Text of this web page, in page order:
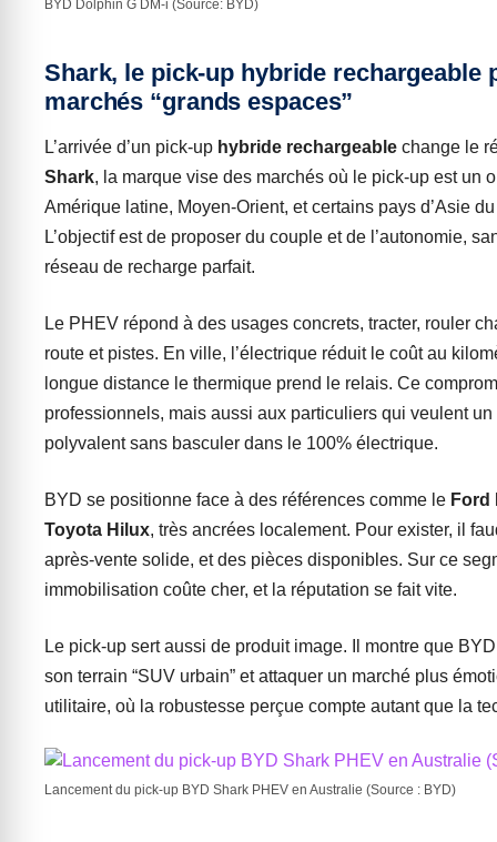
BYD Dolphin G DM-i (Source: BYD)
Shark, le pick-up hybride rechargeable
marchés “grands espaces”
L’arrivée d’un pick-up hybride rechargeable change le
Shark, la marque vise des marchés où le pick-up est un
Amérique latine, Moyen-Orient, et certains pays d’Asie
L’objectif est de proposer du couple et de l’autonomie,
réseau de recharge parfait.
Le PHEV répond à des usages concrets, tracter, rouler
route et pistes. En ville, l’électrique réduit le coût au
longue distance le thermique prend le relais. Ce
professionnels, mais aussi aux particuliers qui veulent
polyvalent sans basculer dans le 100% électrique.
BYD se positionne face à des références comme le Ford
Toyota Hilux, très ancrées localement. Pour exister, il
après-vente solide, et des pièces disponibles. Sur ce
immobilisation coûte cher, et la réputation se fait vite.
Le pick-up sert aussi de produit image. Il montre que
son terrain “SUV urbain” et attaquer un marché plus
utilitaire, où la robustesse perçue compte autant que la
Lancement du pick-up BYD Shark PHEV en Australie (Source : BYD)